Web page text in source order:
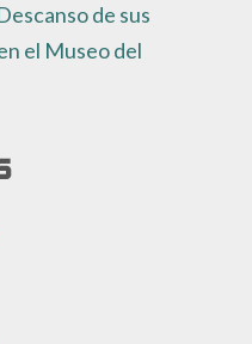
de sus
el Museo del